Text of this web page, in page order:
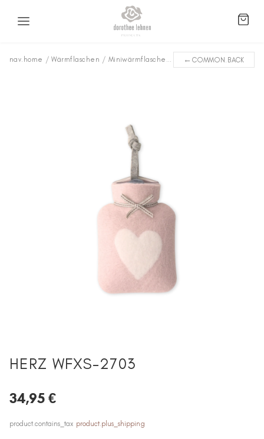
nav.home / Wärmflaschen / Miniwärmflaschen Herz WFXS-2703
←COMMON.BACK
HERZ WFXS-2703
34,95 €
product.contains_tax product.plus_shipping